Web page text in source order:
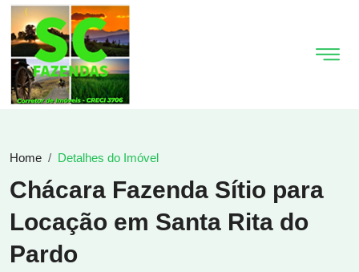
Home Detalhes do Imóvel
Chácara Fazenda Sítio para
Locação em Santa Rita do
Pardo